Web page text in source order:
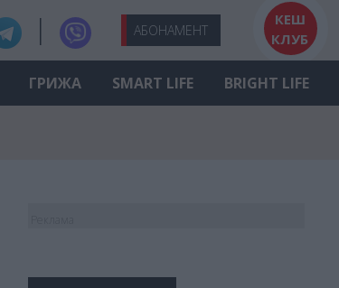
АБОНАМЕНТ
КЕШ
КЛУБ
ГРИЖА SMART LIFE BRIGHT LIFE